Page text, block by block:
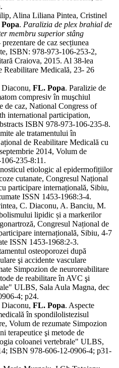
Alina Liliana Pintea, Cristinel
. Paralizia de plex brahial de
membru superior stâng
prezentare de caz secțiunea
ISBN: 978-973-106-253-2,
Craiova, 2015. Al 38-lea
Reabilitare Medicală, 23- 26
FL. Popa. Paralizie de
compresiv în muşchiul
de caz, National Congress of
international participation,
ISBN 978-973-106-235-8.
ale tratamentului în
de Reabilitare Medicală cu
2014, Volum de
235-8:11.
etiologic al epidermofițiilor
cutanate, Congresul Național
participare internațională, Sibiu,
ISSN 1453-1968:3-4.
C. Diaconu, A. Banciu, M.
lipidic și a markerilor
Congresul Național de
internațională, Sibiu, 4-7
ISSN 1453-1968:2-3.
osteoporozei după
şi accidente vasculare
Simpozion de neuroreabilitare
de reabilitare în AVC şi
ULBS, Sala Aula Magna, dec
4; p24.
FL. Popa. Aspecte
în spondilolistezisul
Volum de rezumate Simpozion
terapeutice şi metode de
coloanei vertebrale" ULBS,
ISBN 978-606-12-0906-4; p31-